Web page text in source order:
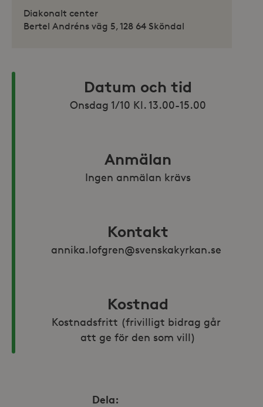
Diakonalt center
Bertel Andréns väg 5, 128 64 Sköndal
Datum och tid
Onsdag 1/10 Kl. 13.00-15.00
Anmälan
Ingen anmälan krävs
Kontakt
annika.lofgren@svenskakyrkan.se
Kostnad
Kostnadsfritt (frivilligt bidrag går
att ge för den som vill)
Dela: